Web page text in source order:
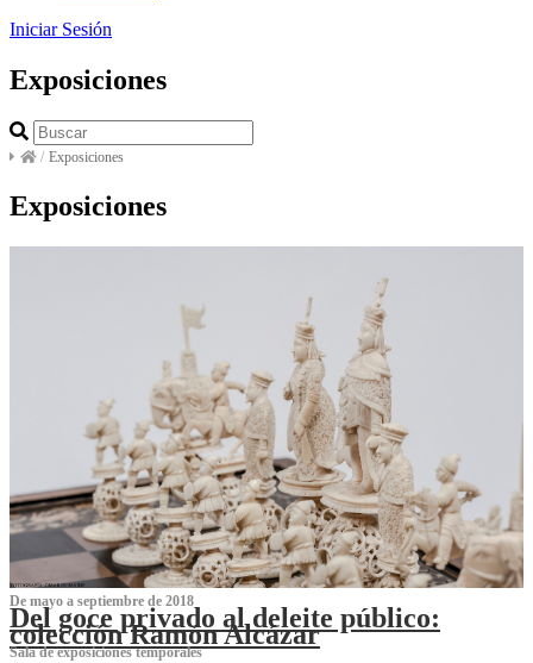
Iniciar Sesión
Exposiciones
/ Exposiciones
Exposiciones
De mayo a septiembre de 2018
Del goce privado al deleite público:
colección Ramón Alcázar
Sala de exposiciones temporales